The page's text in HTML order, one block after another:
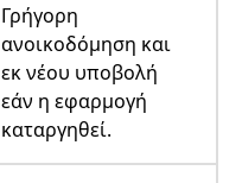
Γρήγορη
ανοικοδόμηση και
εκ νέου υποβολή
εάν η εφαρμογή
καταργηθεί.